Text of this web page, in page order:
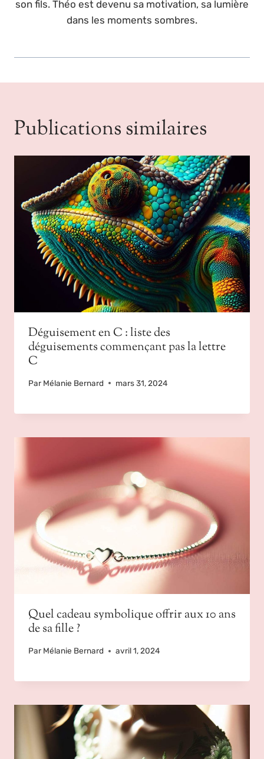
son fils. Théo est devenu sa motivation, sa lumière
dans les moments sombres.
Publications similaires
Déguisement en C : liste des
déguisements commençant pas la lettre
C
Par Mélanie Bernard mars 31, 2024
Quel cadeau symbolique offrir aux 10 ans
de sa fille ?
Par Mélanie Bernard avril 1, 2024